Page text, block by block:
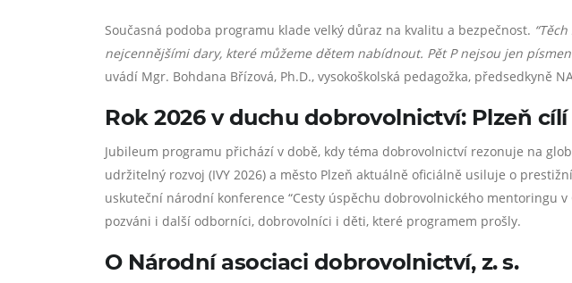
Současná podoba programu klade velký důraz na kvalitu a bezpečnost.
nejcennějšími dary, které můžeme dětem nabídnout. Pět P nejsou jen
uvádí Mgr. Bohdana Břízová, Ph.D., vysokoškolská pedagožka, předsedkyně
Rok 2026 v duchu dobrovolnictví: Plzeň
Jubileum programu přichází v době, kdy téma dobrovolnictví rezonuje na
udržitelný rozvoj (IVY 2026) a město Plzeň aktuálně oficiálně usiluje o
uskuteční národní konference “Cesty úspěchu dobrovolnického mentoringu
pozváni i další odborníci, dobrovolníci i děti, které programem prošly.
O Národní asociaci dobrovolnictví, z.s.